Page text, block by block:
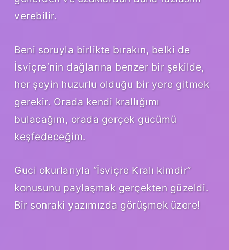
verebilir.
Beni soruyla birlikte bırakın, belki de
İsviçre’nin dağlarına benzer bir şekilde,
her şeyin huzurlu olduğu bir yere gitmek
gerekir. Orada kendi krallığımı
bulacağım, orada gerçek gücümü
keşfedeceğim.
Guci okurlarıyla “İsviçre Kralı kimdir”
konusunu paylaşmak gerçekten güzeldi.
Bir sonraki yazımızda görüşmek üzere!